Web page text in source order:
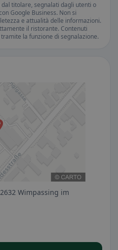
titolare, segnalati dagli utenti o
Google Business. Non si
e attualità delle informazioni.
il ristorante. Contenuti
la funzione di segnalazione.
Wimpassing im